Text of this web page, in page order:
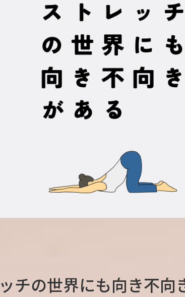
チの世界にも向き不向